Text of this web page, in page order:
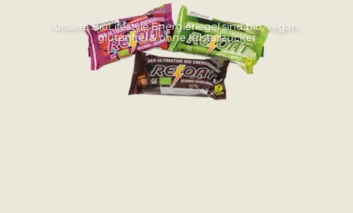
Unsere BioLifestyle Energieriegel sind bio, vegan,
glutenfrei & ohne Kristallzucker